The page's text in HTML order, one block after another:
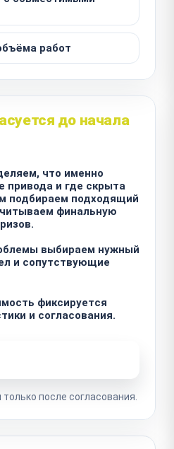
работ
до начала
что именно
привода и где скрыта
подбираем подходящий
финальную
выбираем нужный
и сопутствующие
фиксируется
и согласования.
после согласования.